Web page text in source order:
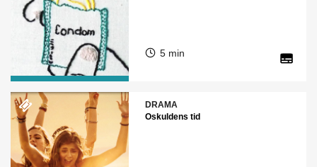
5 min
DRAMA
Oskuldens tid